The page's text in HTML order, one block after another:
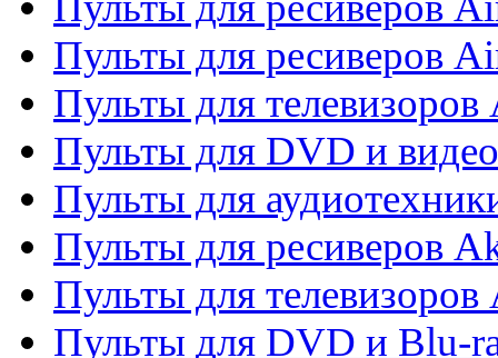
Пульты для ресиверов
Пульты для телевизоров
Пульты для DVD и
Пульты для
Пульты для ресиверов
Пульты для телевизоров
Пульты для DVD и Blu-